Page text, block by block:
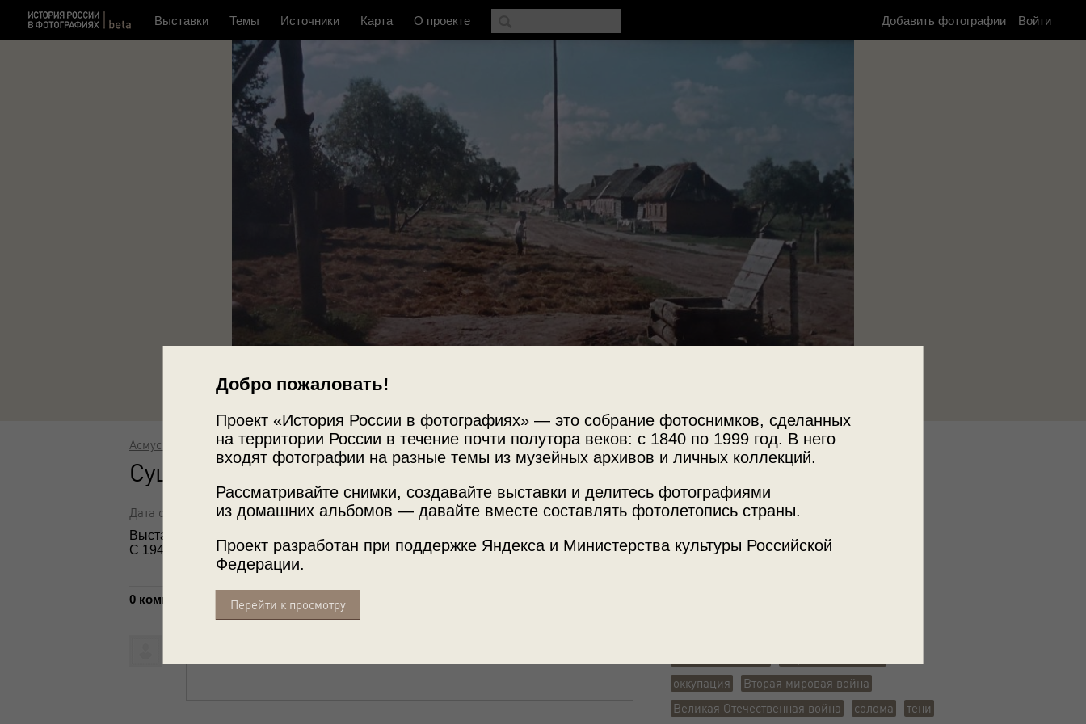
Добро пожаловать!
Проект «История России в фотографиях» — это собрание фотоснимков, сделанных
на территории России в течение почти полутора веков: с 1840 по 1999 год. В него
входят фотографии на разные темы из музейных архивов и личных коллекций.
Рассматривайте снимки, создавайте выставки и делитесь фотографиями
из домашних альбомов — давайте вместе составлять фотолетопись страны.
Проект разработан при поддержке Яндекса и Министерства культуры Российской
Федерации.
Перейти к просмотру
Выставки Темы Источники Карта О проекте Добавить фотографии Войти
Источник
Место съемки
оккупация
Вторая мировая война
Великая Отечественная война
солома тени
Асмус Реммер
Сушка соломы
Дата съемки: 1942 - 1943
Выставка
С 1944 года Калужская область.
0 комментариев